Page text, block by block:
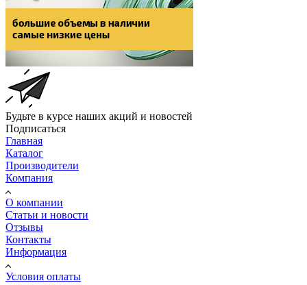
Будьте в курсе наших акций и новостей
Подписаться
Главная
Каталог
Производители
Компания
О компании
Статьи и новости
Отзывы
Контакты
Информация
Условия оплаты